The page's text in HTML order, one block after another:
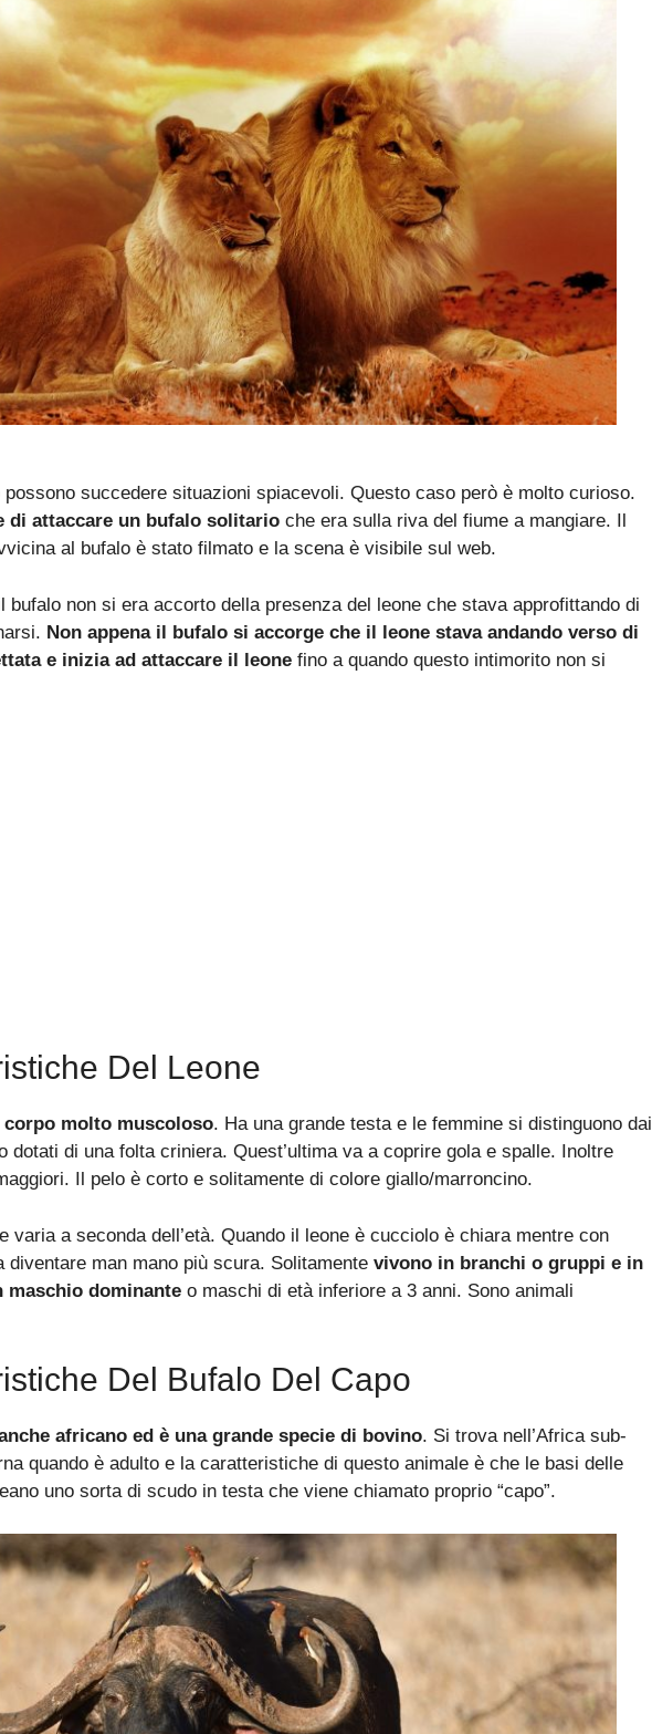
succedere situazioni spiacevoli. Questo caso però è molto curioso.
di attaccare un bufalo solitario che era sulla riva del fiume a mangiare. Il
al bufalo è stato filmato e la scena è visibile sul web.
bufalo non si era accorto della presenza del leone che stava approfittando di
Non appena il bufalo si accorge che il leone stava andando verso di
e inizia ad attaccare il leone fino a quando questo intimorito non si
Del Leone
molto muscoloso. Ha una grande testa e le femmine si distinguono dai
dotati di una folta criniera. Quest’ultima va a coprire gola e spalle. Inoltre
Il pelo è corto e solitamente di colore giallo/marroncino.
varia a seconda dell’età. Quando il leone è cucciolo è chiara mentre con
diventare man mano più scura. Solitamente vivono in branchi o gruppi e in
maschio dominante o maschi di età inferiore a 3 anni. Sono animali
Del Bufalo Del Capo
africano ed è una grande specie di bovino. Si trova nell’Africa sub-
quando è adulto e la caratteristiche di questo animale è che le basi delle
uno sorta di scudo in testa che viene chiamato proprio “capo”.